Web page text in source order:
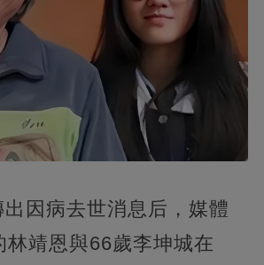
出因病去世消息后，媒體
林靖恩與66歲李坤城在